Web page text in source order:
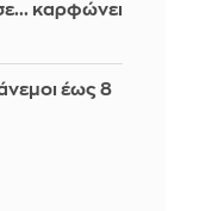
καρφώνει
έως 8